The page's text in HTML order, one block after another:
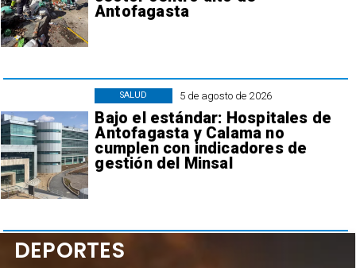
Antofagasta
5 de agosto de 2026
Bajo el estándar: Hospitales de
Antofagasta y Calama no
cumplen con indicadores de
gestión del Minsal
SALUD
DEPORTES